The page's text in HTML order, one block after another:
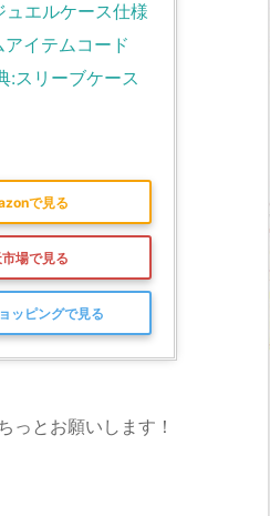
ュエルケース仕様
イテムコード
:スリーブケース
で見る
場で見る
ッピングで見る
っとお願いします！